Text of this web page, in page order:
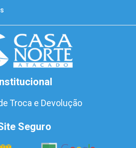
Troca e Devolução
Seguro